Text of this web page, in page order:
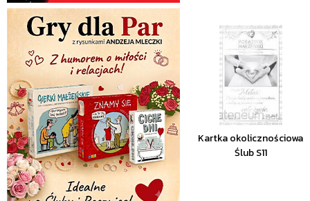
Kartka okolicznościowa
Ślub S11